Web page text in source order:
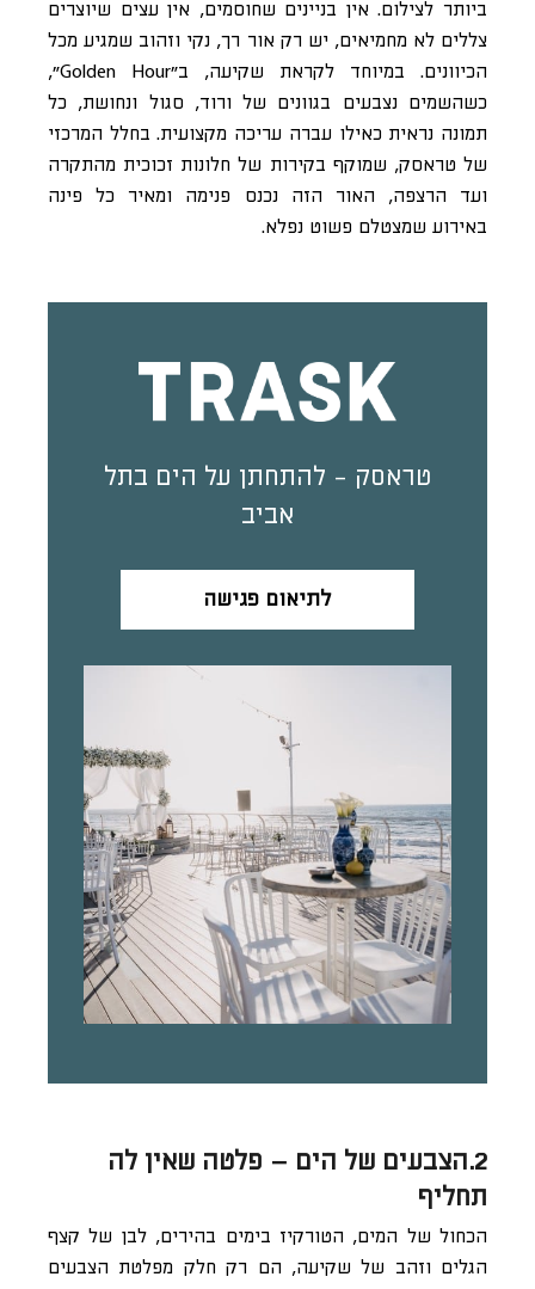
ביותר לצילום. אין בניינים שחוסמים, אין עצים שיוצרים
צללים לא מחמיאים, יש רק אור רך, נקי וזהוב שמגיע מכל
הכיוונים. במיוחד לקראת שקיעה, ב”Golden Hour”,
כשהשמים נצבעים בגוונים של ורוד, סגול ונחושת, כל
תמונה נראית כאילו עברה עריכה מקצועית. בחלל המרכזי
של טראסק, שמוקף בקירות של חלונות זכוכית מהתקרה
ועד הרצפה, האור הזה נכנס פנימה ומאיר כל פינה
באירוע שמצטלם פשוט נפלא.
טראסק - להתחתן על הים בתל
אביב
לתיאום פגישה
2.הצבעים של הים – פלטה שאין לה
תחליף
הכחול של המים, הטורקיז בימים בהירים, לבן של קצף
הגלים וזהב של שקיעה, הם רק חלק מפלטת הצבעים